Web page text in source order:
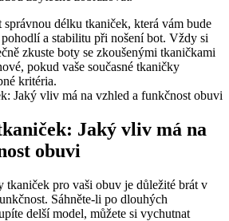
délku tkaniček, která vám bude
a stabilitu při nošení bot. Vždy si​
zkuste boty se zkoušenými tkaničkami
pokud vaše současné tkaničky
kritéria.
Jaký vliv má na
obuvi
tkaniček pro vaši obuv je důležité brát v
Sáhněte-li po dlouhých
delší⁣ model, můžete si vychutnat